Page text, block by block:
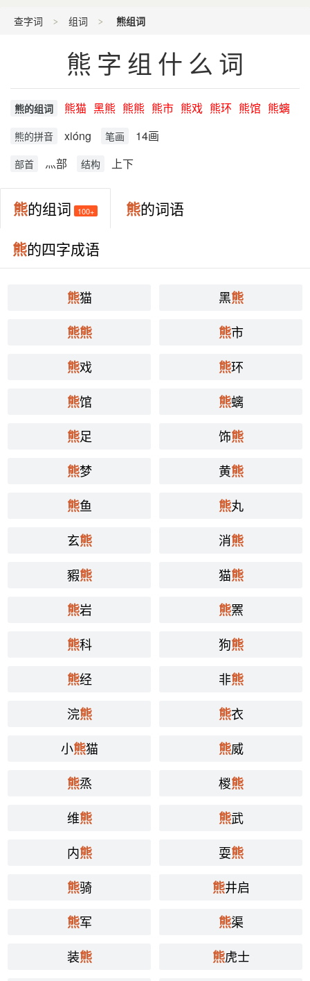
查字词 组词 熊组词
熊字组什么词
熊的组词 熊猫 黑熊 熊熊 熊市 熊戏 熊环 熊馆 熊螭
熊的拼音 xióng 笔画 14画
部首 灬部 结构 上下
熊的组词 100+ 熊的词语
熊的四字成语
熊猫 黑熊
熊熊 熊市
熊戏 熊环
熊馆 熊螭
熊足 饰熊
熊梦 黄熊
熊鱼 熊丸
玄熊 消熊
豭熊 猫熊
熊岩 熊罴
熊科 狗熊
熊经 非熊
浣熊 熊衣
小熊猫 熊威
熊烝 椶熊
维熊 熊武
内熊 耍熊
熊骑 熊井启
熊军 熊渠
装熊 熊虎士